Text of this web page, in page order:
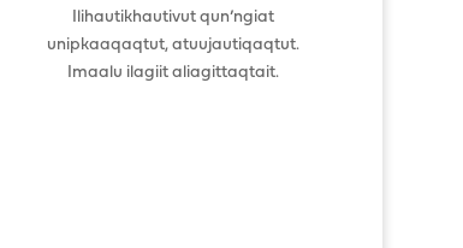
Ilihautikhautivut qun’ngiat
unipkaaqaqtut, atuujautiqaqtut.
Imaalu ilagiit aliagittaqtait.